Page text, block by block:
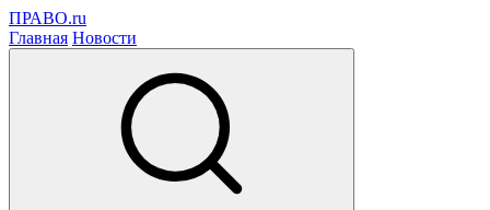
ПРАВО.ru
Главная Новости